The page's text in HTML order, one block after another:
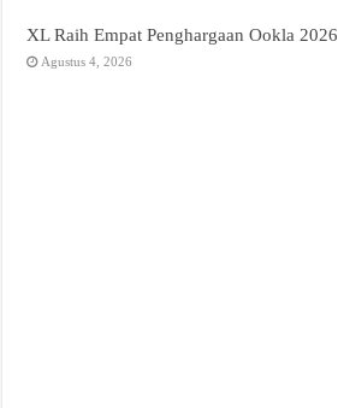
XL Raih Empat Penghargaan Ookla 2026
Agustus 4, 2026